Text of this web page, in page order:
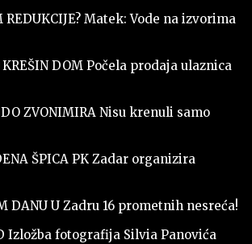
REDUKCIJE? Matek: Vode na izvorima
KREŠIN DOM Počela prodaja ulaznica
ZVONIMIRA Nisu krenuli samo
ŠPICA PK Zadar organizira
DANU U Zadru 16 prometnih nesreća!
Izložba fotografija Silvia Panovića